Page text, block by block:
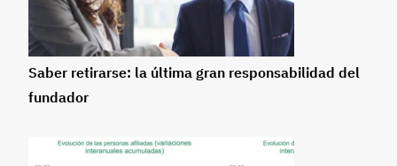
Saber retirarse: la última gran responsabilidad del
fundador